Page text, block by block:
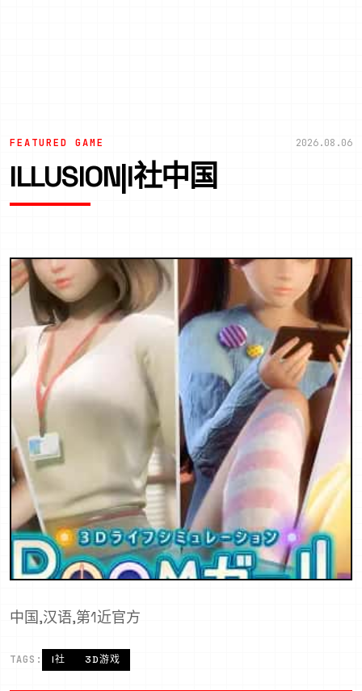
FEATURED GAME 2026.08.06
ILLUSION|I社中国
中国,汉语,第1近官方
TAGS: I社 3D游戏